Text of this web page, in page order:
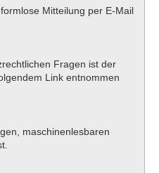
Mitteilung per E-Mail
Fragen ist der
Link entnommen
maschinenlesbaren